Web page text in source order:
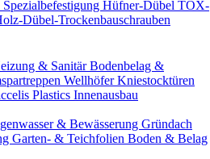
Hüfner-Dübel TOX-
Dübel-Trockenbauschrauben
& SanitärBodenbelag &
Wellhöfer Kniestocktüren
Plastics Innenausbau
& Bewässerung Gründach
Garten- & Teichfolien Boden & Belag